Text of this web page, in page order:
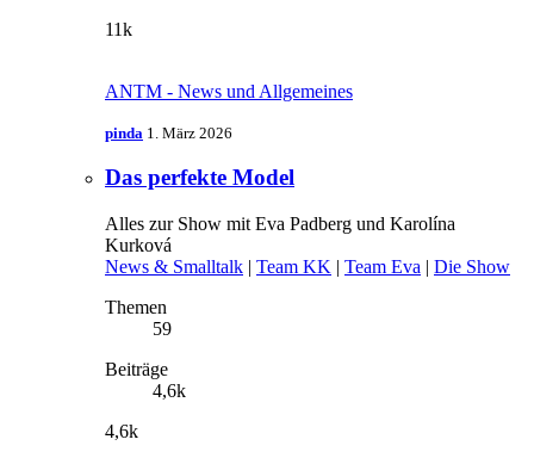
11k
ANTM - News und Allgemeines
pinda 1. März 2026
Das perfekte Model
Alles zur Show mit Eva Padberg und Karolína
Kurková
News & Smalltalk | Team KK | Team Eva | Die Show
Themen
59
Beiträge
4,6k
4,6k